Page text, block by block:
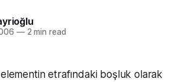
—2 min read
etrafındaki boşluk olarak